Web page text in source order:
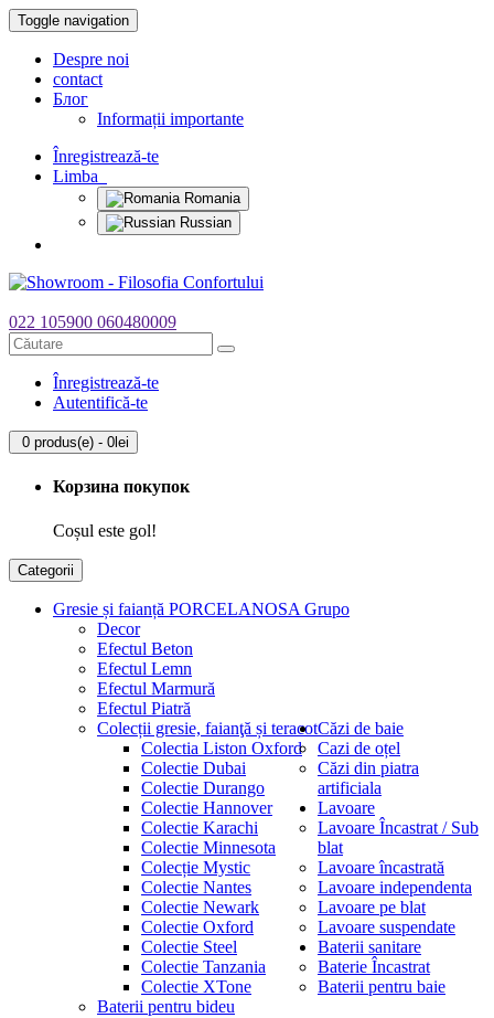
Toggle navigation
Despre noi
contact
Блог
Informații importante
Înregistrează-te
Limba
Romania
Russian
022 105900 060480009
Înregistrează-te
Autentifică-te
0 produs(e) - 0lei
Корзина покупок
Coșul este gol!
Categorii
Gresie și faianță PORCELANOSA Grupo
Decor
Efectul Beton
Efectul Lemn
Efectul Marmură
Efectul Piatră
Colecții gresie, faianţă și teracot
Colectia Liston Oxford
Colectie Dubai
Colectie Durango
Colectie Hannover
Colectie Karachi
Colectie Minnesota
Colecție Mystic
Colectie Nantes
Colectie Newark
Colectie Oxford
Colectie Steel
Colectie Tanzania
Colectie XTone
Căzi de baie
Cazi de oțel
Căzi din piatra
artificiala
Lavoare
Lavoare Încastrat / Sub
blat
Lavoare încastrată
Lavoare independenta
Lavoare pe blat
Lavoare suspendate
Baterii sanitare
Baterie Încastrat
Baterii pentru baie
Baterii pentru bideu